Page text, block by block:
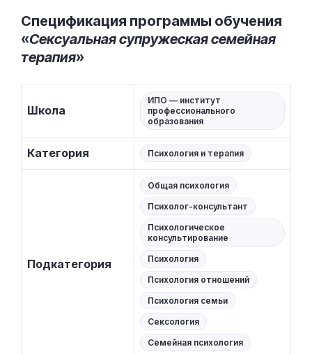
Спецификация программы обучения
«Сексуальная супружеская семейная
терапия»
Школа
ИПО — институт
профессионального
образования
Категория Психология и терапия
Подкатегория
Общая психология
Психолог-консультант
Психологическое
консультирование
Психология
Психология отношений
Психология семьи
Сексология
Семейная психология